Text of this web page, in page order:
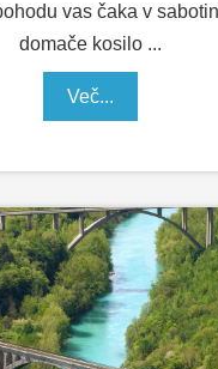
vas čaka v
domače kosilo ...
Več...